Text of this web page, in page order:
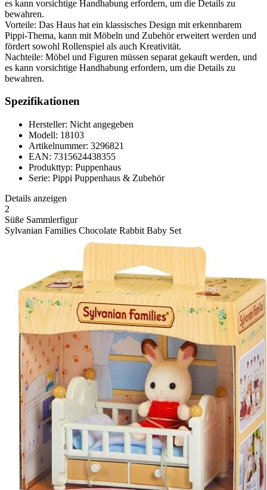
es kann vorsichtige Handhabung erfordern, um die Details zu
bewahren.
Vorteile: Das Haus hat ein klassisches Design mit erkennbarem
Pippi-Thema, kann mit Möbeln und Zubehör erweitert werden und
fördert sowohl Rollenspiel als auch Kreativität.
Nachteile: Möbel und Figuren müssen separat gekauft werden, und
es kann vorsichtige Handhabung erfordern, um die Details zu
bewahren.
Spezifikationen
Hersteller: Nicht angegeben
Modell: 18103
Artikelnummer: 3296821
EAN: 7315624438355
Produkttyp: Puppenhaus
Serie: Pippi Puppenhaus & Zubehör
Details anzeigen
2
Süße Sammlerfigur
Sylvanian Families Chocolate Rabbit Baby Set